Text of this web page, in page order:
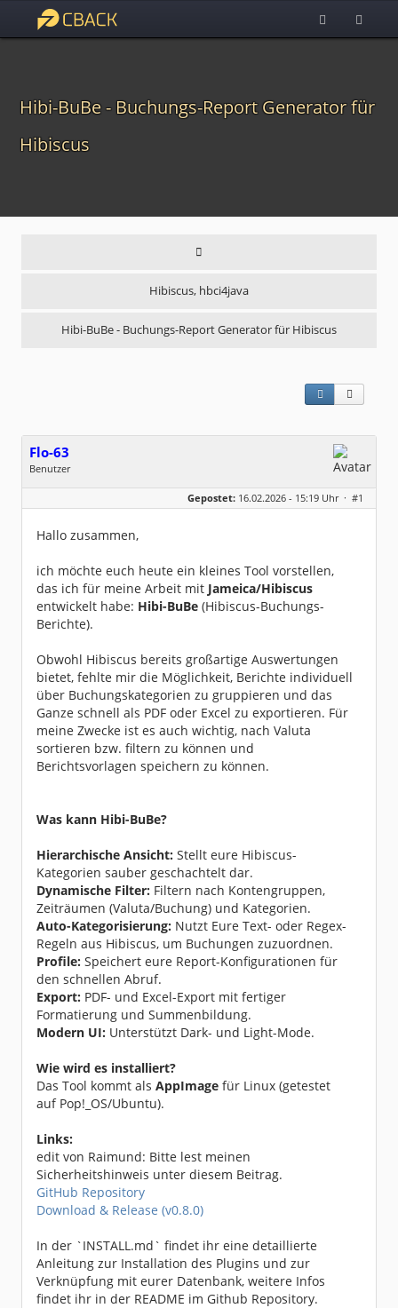
Hibi-BuBe - Buchungs-Report Generator für
Hibiscus
Hibiscus, hbci4java
Hibi-BuBe - Buchungs-Report Generator für Hibiscus
Flo-63
Benutzer
Geschlecht:
keine Angabe
Dabei seit:
01 / 2026
Gepostet: 16.02.2026 - 15:19 Uhr · #1
Hallo zusammen,
ich möchte euch heute ein kleines Tool vorstellen,
das ich für meine Arbeit mit Jameica/Hibiscus
entwickelt habe: Hibi-BuBe (Hibiscus-Buchungs-
Berichte).
Obwohl Hibiscus bereits großartige Auswertungen
bietet, fehlte mir die Möglichkeit, Berichte individuell
über Buchungskategorien zu gruppieren und das
Ganze schnell als PDF oder Excel zu exportieren. Für
meine Zwecke ist es auch wichtig, nach Valuta
sortieren bzw. filtern zu können und
Berichtsvorlagen speichern zu können.
Was kann Hibi-BuBe?
Hierarchische Ansicht: Stellt eure Hibiscus-
Kategorien sauber geschachtelt dar.
Dynamische Filter: Filtern nach Kontengruppen,
Zeiträumen (Valuta/Buchung) und Kategorien.
Auto-Kategorisierung: Nutzt Eure Text- oder Regex-
Regeln aus Hibiscus, um Buchungen zuzuordnen.
Profile: Speichert eure Report-Konfigurationen für
den schnellen Abruf.
Export: PDF- und Excel-Export mit fertiger
Formatierung und Summenbildung.
Modern UI: Unterstützt Dark- und Light-Mode.
Wie wird es installiert?
Das Tool kommt als AppImage für Linux (getestet
auf Pop!_OS/Ubuntu).
Links:
edit von Raimund: Bitte lest meinen
Sicherheitshinweis unter diesem Beitrag.
GitHub Repository
Download & Release (v0.8.0)
In der `INSTALL.md` findet ihr eine detaillierte
Anleitung zur Installation des Plugins und zur
Verknüpfung mit eurer Datenbank, weitere Infos
findet ihr in der README im Github Repository.